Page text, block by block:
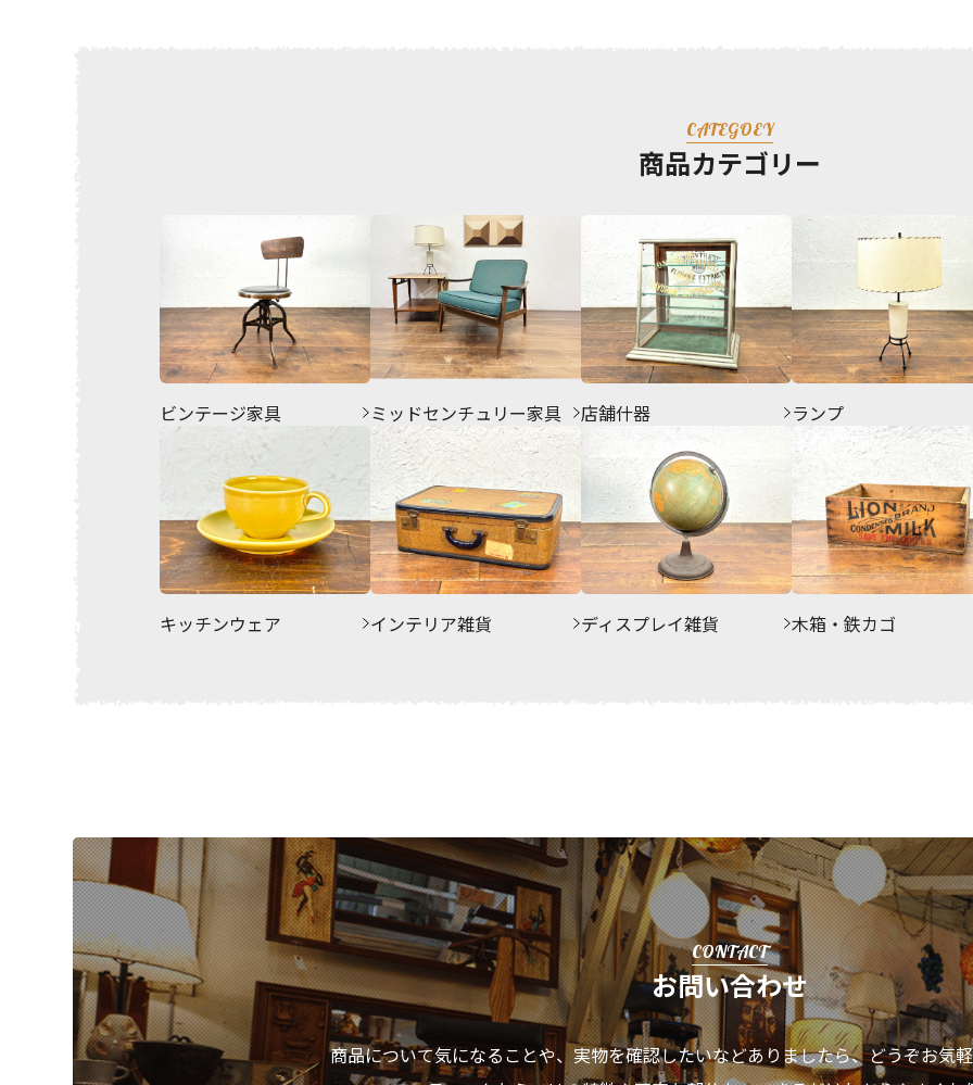
CATEGOEY
商品カテゴリー
ビンテージ家具 ミッドセンチュリー家具 店舗什器 ランプ
キッチンウェア インテリア雑貨 ディスプレイ雑貨 木箱・鉄カゴ
CONTACT
お問い合わせ
商品について気になることや、実物を確認したいなどありましたら、どうぞお気